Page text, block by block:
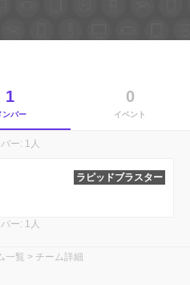
1
ンバー
0
イベント
ー: 1人
ラピッドブラスター
ー: 1人
一覧 > チーム詳細